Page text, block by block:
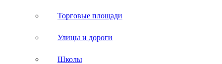
Торговые площади
Улицы и дороги
Школы